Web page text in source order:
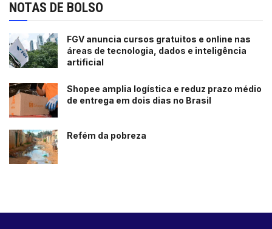
NOTAS DE BOLSO
FGV anuncia cursos gratuitos e online nas
áreas de tecnologia, dados e inteligência
artificial
Shopee amplia logística e reduz prazo médio
de entrega em dois dias no Brasil
Refém da pobreza